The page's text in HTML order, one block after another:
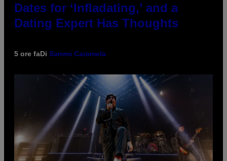
Dates for ‘Infladating,’ and a
Dating Expert Has Thoughts
5 ore faDi Sammi Caramela